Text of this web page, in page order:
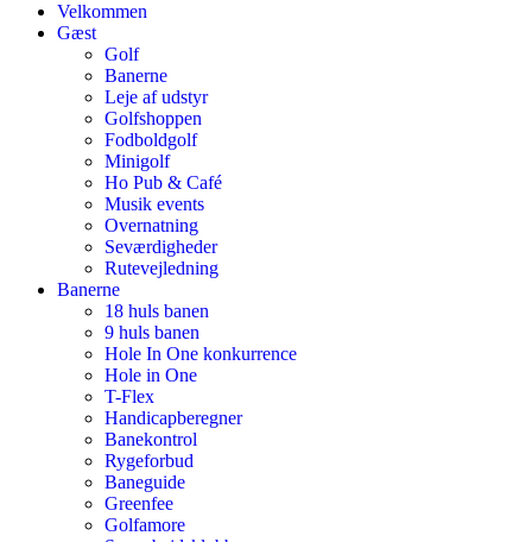
Velkommen
Gæst
Golf
Banerne
Leje af udstyr
Golfshoppen
Fodboldgolf
Minigolf
Ho Pub & Café
Musik events
Overnatning
Seværdigheder
Rutevejledning
Banerne
18 huls banen
9 huls banen
Hole In One konkurrence
Hole in One
T-Flex
Handicapberegner
Banekontrol
Rygeforbud
Baneguide
Greenfee
Golfamore